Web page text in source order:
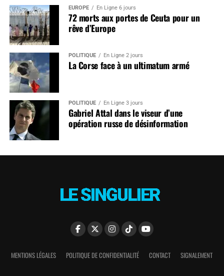
EUROPE En Ligne 6 jours
72 morts aux portes de Ceuta pour un
rêve d’Europe
POLITIQUE En Ligne 2 jours
La Corse face à un ultimatum armé
POLITIQUE En Ligne 3 jours
Gabriel Attal dans le viseur d’une
opération russe de désinformation
MENTIONS LÉGALES POLITIQUE DE CONFIDENTIALITÉ CONTACT SIGNALEMENT